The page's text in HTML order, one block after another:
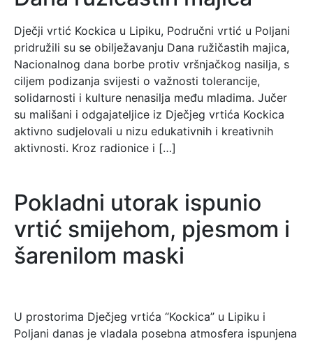
Dječji vrtić Kockica u Lipiku, Područni vrtić u Poljani
pridružili su se obilježavanju Dana ružičastih majica,
Nacionalnog dana borbe protiv vršnjačkog nasilja, s
ciljem podizanja svijesti o važnosti tolerancije,
solidarnosti i kulture nenasilja među mladima. Jučer
su mališani i odgajateljice iz Dječjeg vrtića Kockica
aktivno sudjelovali u nizu edukativnih i kreativnih
aktivnosti. Kroz radionice i […]
Pokladni utorak ispunio
vrtić smijehom, pjesmom i
šarenilom maski
U prostorima Dječjeg vrtića “Kockica” u Lipiku i
Poljani danas je vladala posebna atmosfera ispunjena